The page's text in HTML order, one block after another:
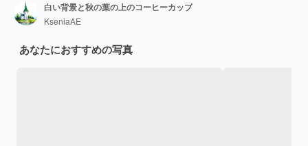
白い背景と秋の葉の上のコーヒーカップ
KseniaAE
あなたにおすすめの写真